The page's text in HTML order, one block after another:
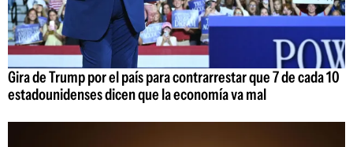
Gira de Trump por el país para contrarrestar que 7 de cada 10
estadounidenses dicen que la economía va mal